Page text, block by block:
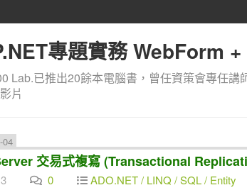
專題實務 WebForm
Lab.已推出20餘本電腦書，曾任資策會專任
片
04
交易式複寫 (Transactional
0 ADO.NET / LINQ / SQL / Entity